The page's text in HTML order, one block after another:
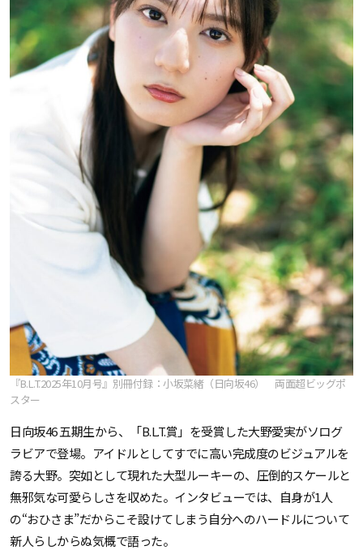
『B.L.T.2025年10月号』別冊付録：小坂菜緒（日向坂46） 両面超ビッグポ
スター
日向坂46 五期生から、「B.L.T.賞」を受賞した大野愛実がソログ
ラビアで登場。アイドルとしてすでに高い完成度のビジュアルを
誇る大野。突如として現れた大型ルーキーの、圧倒的スケールと
無邪気な可愛らしさを収めた。インタビューでは、自身が1人
の“おひさま”だからこそ設けてしまう自分へのハードルについて
新人らしからぬ気概で語った。